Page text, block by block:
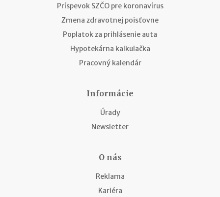
Príspevok SZČO pre koronavírus
Zmena zdravotnej poisťovne
Poplatok za prihlásenie auta
Hypotekárna kalkulačka
Pracovný kalendár
Informácie
Úrady
Newsletter
O nás
Reklama
Kariéra